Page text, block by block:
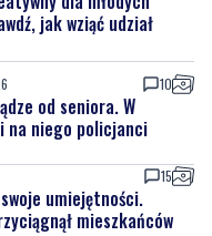
jak wziąć udział
10
od seniora. W
na niego policjanci
15
umiejętności.
mieszkańców